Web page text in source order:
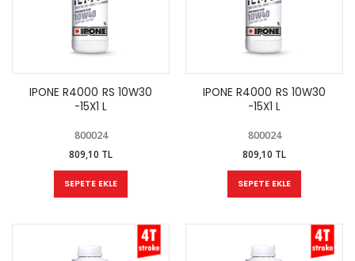
IPONE R4000 RS 10W30
-15X1 L
800024
809,10 TL
SEPETE EKLE
IPONE R4000 RS 10W30
-15X1 L
800024
809,10 TL
SEPETE EKLE